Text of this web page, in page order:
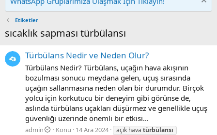
Etiketler
sıcaklık sapması türbülansı
Türbülans Nedir ve Neden Olur?
Türbülans Nedir? Türbülans, uçağın hava akışının
bozulması sonucu meydana gelen, uçuş sırasında
uçağın sallanmasına neden olan bir durumdur. Birçok
yolcu için korkutucu bir deneyim gibi görünse de,
aslında türbülans uçakları düşürmez ve genellikle uçuş
güvenliği üzerinde önemli bir etkisi...
admin Konu 14 Ara 2024 açık havatürbülansı